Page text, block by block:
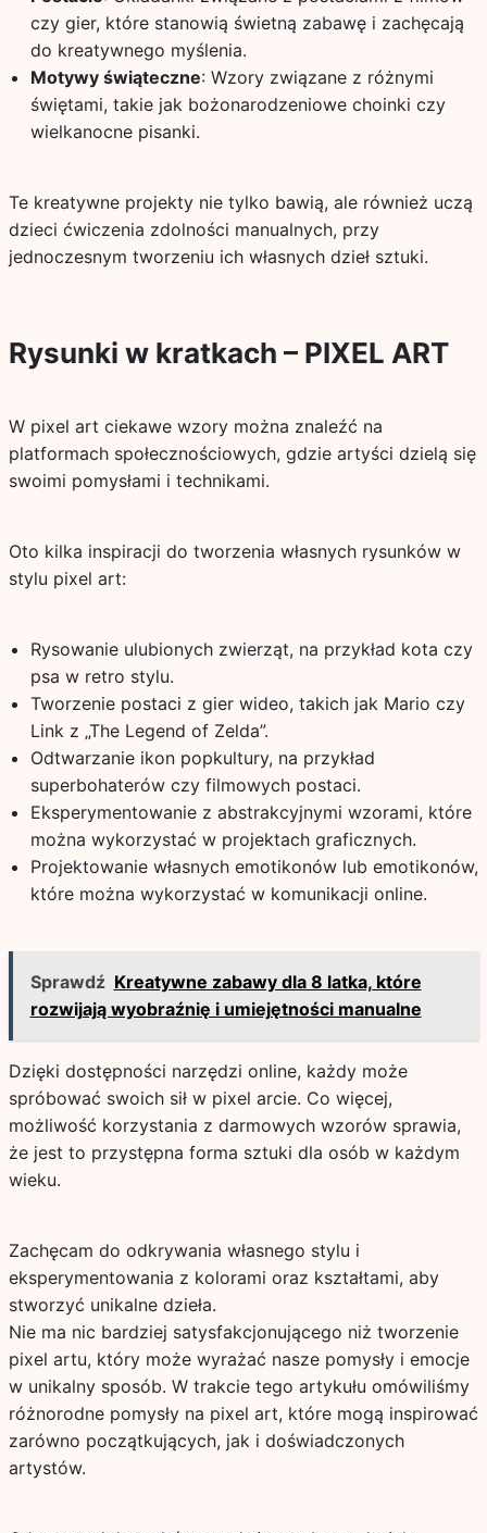
czy gier, które stanowią świetną zabawę i zachęcają
do kreatywnego myślenia.
Motywy świąteczne: Wzory związane z różnymi
świętami, takie jak bożonarodzeniowe choinki czy
wielkanocne pisanki.
Te kreatywne projekty nie tylko bawią, ale również uczą
dzieci ćwiczenia zdolności manualnych, przy
jednoczesnym tworzeniu ich własnych dzieł sztuki.
Rysunki w kratkach – PIXEL ART
W pixel art ciekawe wzory można znaleźć na
platformach społecznościowych, gdzie artyści dzielą się
swoimi pomysłami i technikami.
Oto kilka inspiracji do tworzenia własnych rysunków w
stylu pixel art:
Rysowanie ulubionych zwierząt, na przykład kota czy
psa w retro stylu.
Tworzenie postaci z gier wideo, takich jak Mario czy
Link z „The Legend of Zelda”.
Odtwarzanie ikon popkultury, na przykład
superbohaterów czy filmowych postaci.
Eksperymentowanie z abstrakcyjnymi wzorami, które
można wykorzystać w projektach graficznych.
Projektowanie własnych emotikonów lub emotikonów,
które można wykorzystać w komunikacji online.
Sprawdź Kreatywne zabawy dla 8 latka, które
rozwijają wyobraźnię i umiejętności manualne
Dzięki dostępności narzędzi online, każdy może
spróbować swoich sił w pixel arcie. Co więcej,
możliwość korzystania z darmowych wzorów sprawia,
że jest to przystępna forma sztuki dla osób w każdym
wieku.
Zachęcam do odkrywania własnego stylu i
eksperymentowania z kolorami oraz kształtami, aby
stworzyć unikalne dzieła.
Nie ma nic bardziej satysfakcjonującego niż tworzenie
pixel artu, który może wyrażać nasze pomysły i emocje
w unikalny sposób. W trakcie tego artykułu omówiliśmy
różnorodne pomysły na pixel art, które mogą inspirować
zarówno początkujących, jak i doświadczonych
artystów.